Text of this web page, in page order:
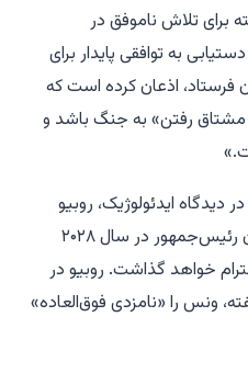
برای تلاش ناموفق در
به توافقی پایدار برای
فرستاد، اذعان کرده است که
رفتن» به جنگ باشد و
ایدئولوژیک، روبیو
پیشنهاد کرده است که اگر معاون رئیس‌جمهور در سال ۲۰۲۸
خواهد گذاشت. روبیو در
ونس را «نامزدی فوق‌العاده»